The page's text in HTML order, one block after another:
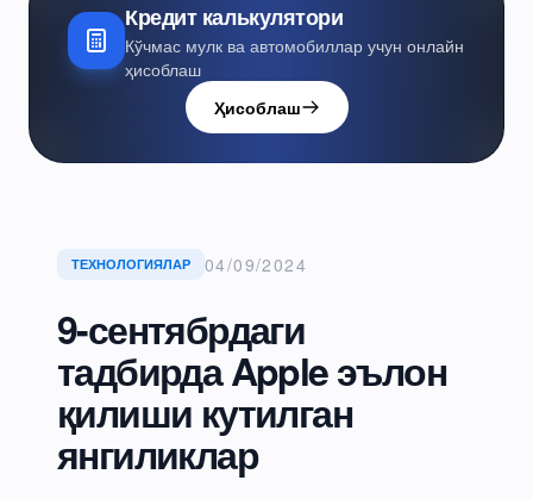
Кредит калькулятори
Кўчмас мулк ва автомобиллар учун онлайн
ҳисоблаш
Ҳисоблаш
ТЕХНОЛОГИЯЛАР 04/09/2024
9-сентябрдаги
тадбирда Apple эълон
қилиши кутилган
янгиликлар